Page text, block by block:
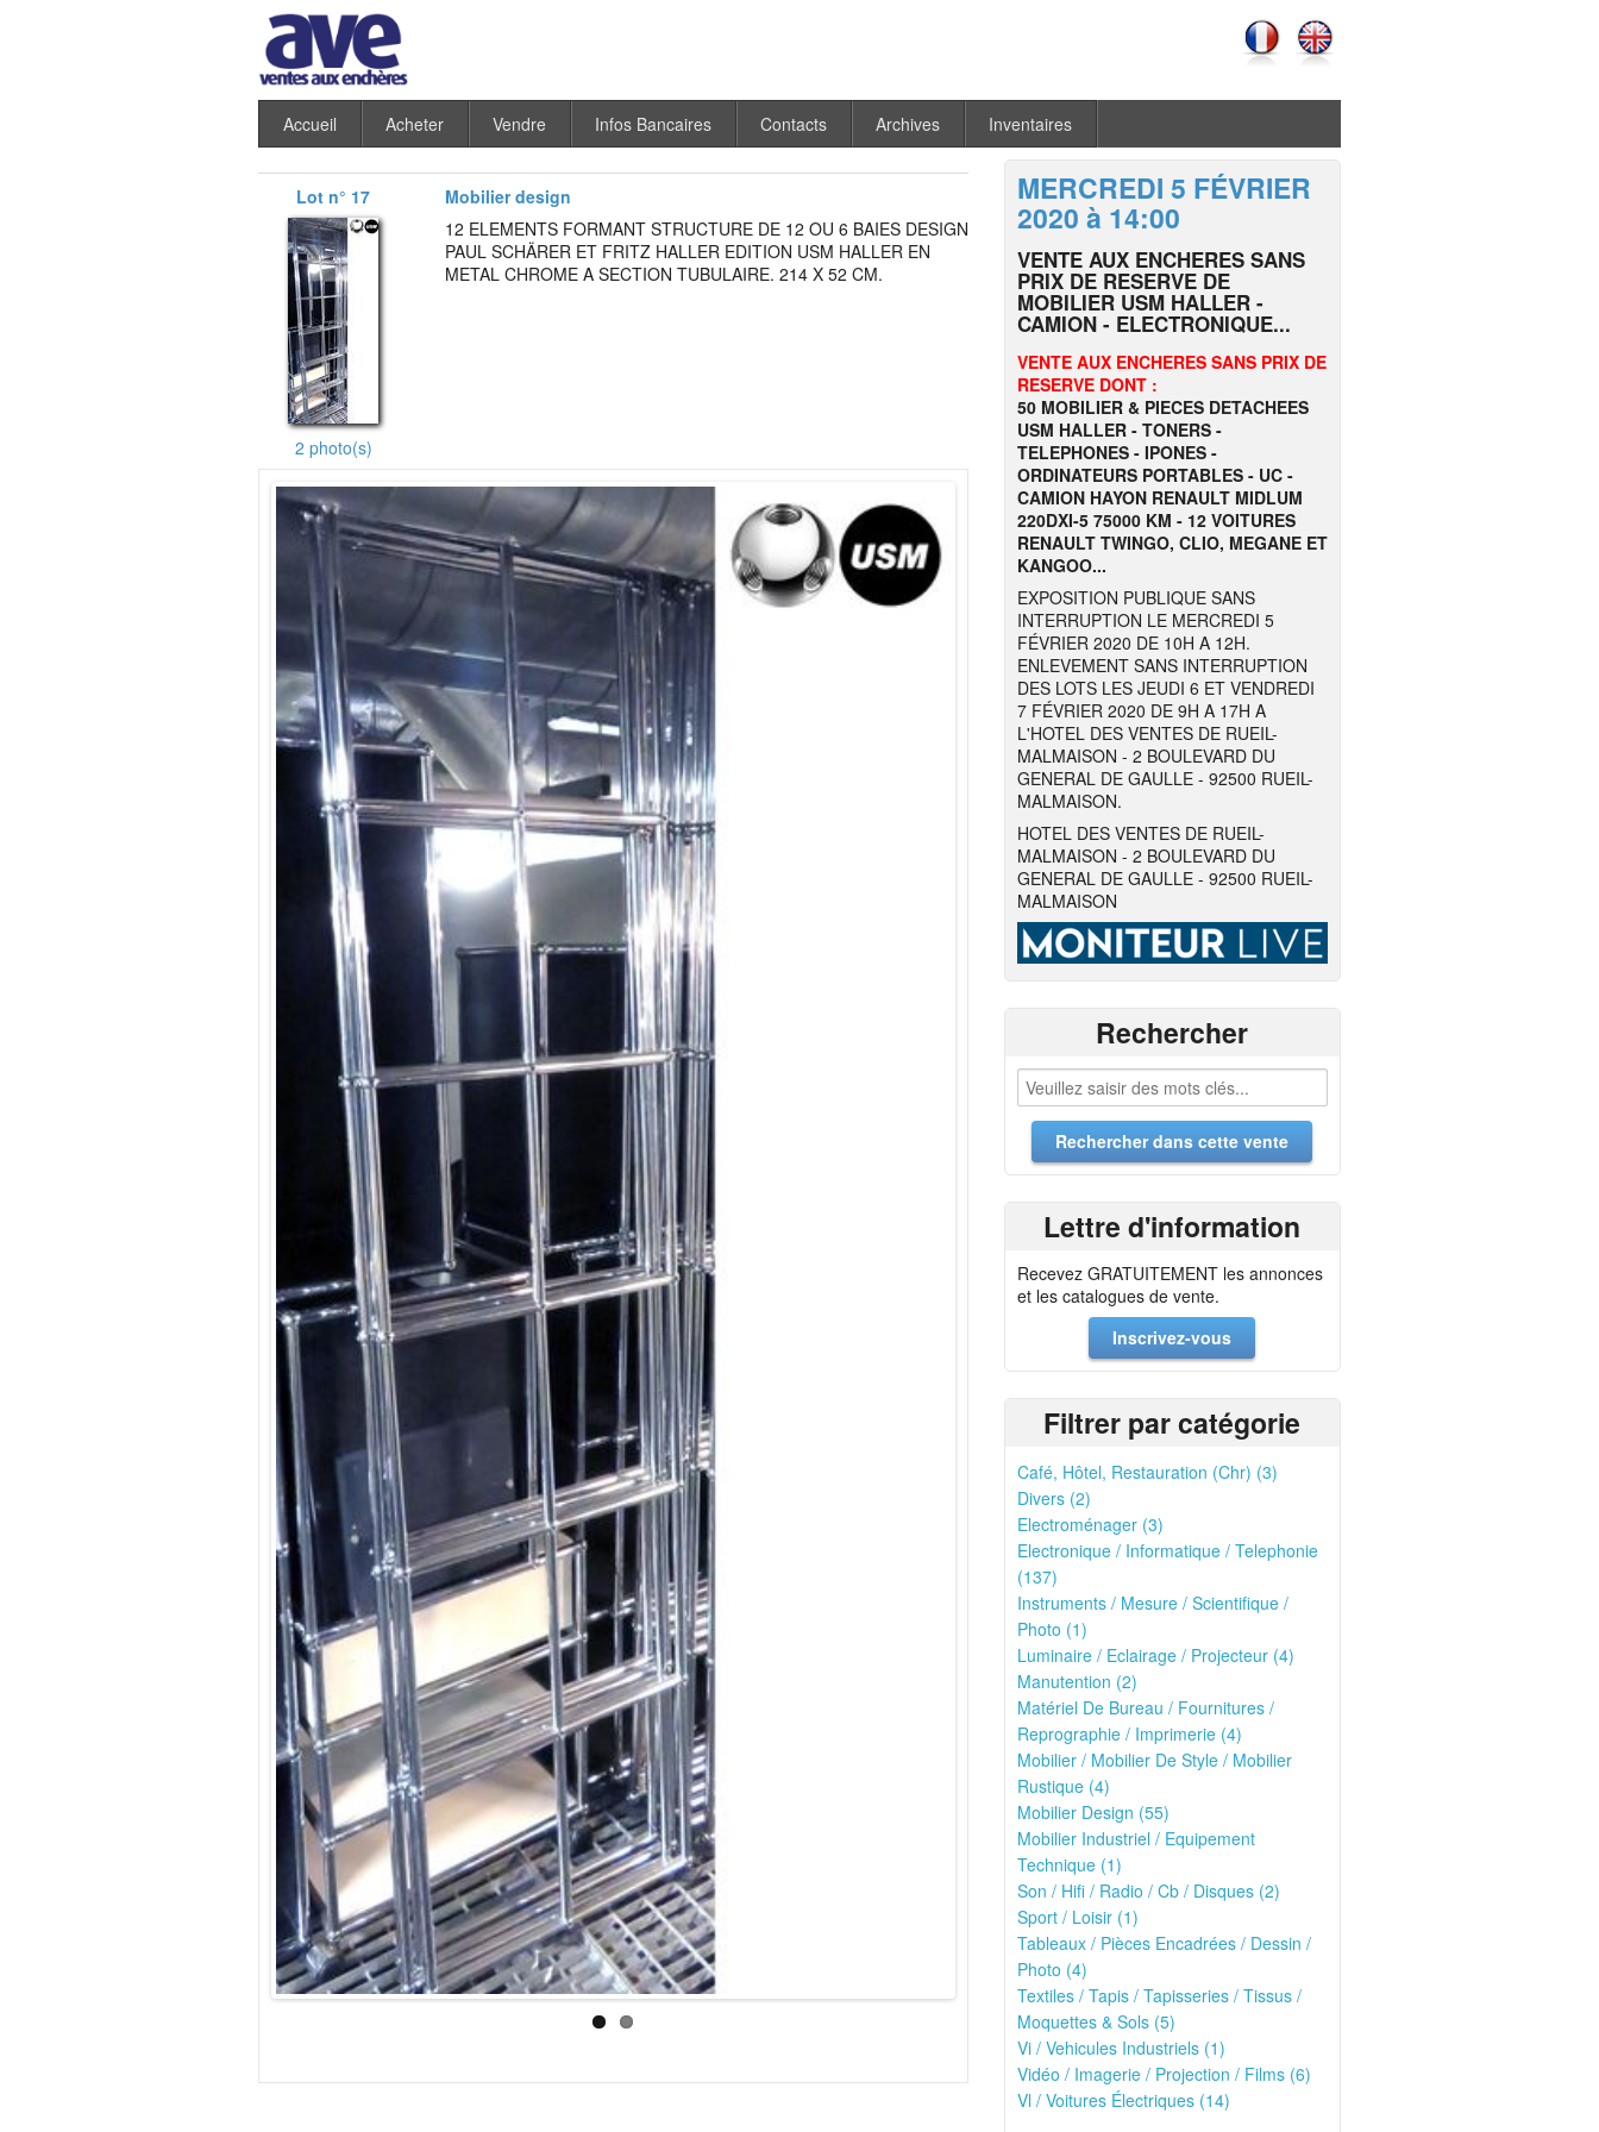
Accueil Acheter Vendre Infos Bancaires Contacts Archives Inventaires
Lot n° 17 Mobilier design
2 photo(s)
12 ELEMENTS FORMANT STRUCTURE DE 12 OU 6 BAIES DESIGN
PAUL SCHÄRER ET FRITZ HALLER EDITION USM HALLER EN
METAL CHROME A SECTION TUBULAIRE. 214 X 52 CM.
MERCREDI 5 FÉVRIER
2020 à 14:00
VENTE AUX ENCHERES SANS
PRIX DE RESERVE DE
MOBILIER USM HALLER -
CAMION - ELECTRONIQUE...
VENTE AUX ENCHERES SANS PRIX DE
RESERVE DONT :
50 MOBILIER & PIECES DETACHEES
USM HALLER - TONERS -
TELEPHONES - IPONES -
ORDINATEURS PORTABLES - UC -
CAMION HAYON RENAULT MIDLUM
220DXI-5 75000 KM - 12 VOITURES
RENAULT TWINGO, CLIO, MEGANE ET
KANGOO...
EXPOSITION PUBLIQUE SANS
INTERRUPTION LE MERCREDI 5
FÉVRIER 2020 DE 10H A 12H.
ENLEVEMENT SANS INTERRUPTION
DES LOTS LES JEUDI 6 ET VENDREDI
7 FÉVRIER 2020 DE 9H A 17H A
L'HOTEL DES VENTES DE RUEIL-
MALMAISON - 2 BOULEVARD DU
GENERAL DE GAULLE - 92500 RUEIL-
MALMAISON.
HOTEL DES VENTES DE RUEIL-
MALMAISON - 2 BOULEVARD DU
GENERAL DE GAULLE - 92500 RUEIL-
MALMAISON
Rechercher
Lettre d'information
Recevez GRATUITEMENT les annonces
et les catalogues de vente.
Inscrivez-vous
Filtrer par catégorie
Café, Hôtel, Restauration (Chr) (3)
Divers (2)
Electroménager (3)
Electronique / Informatique / Telephonie
(137)
Instruments / Mesure / Scientifique /
Photo (1)
Luminaire / Eclairage / Projecteur (4)
Manutention (2)
Matériel De Bureau / Fournitures /
Reprographie / Imprimerie (4)
Mobilier / Mobilier De Style / Mobilier
Rustique (4)
Mobilier Design (55)
Mobilier Industriel / Equipement
Technique (1)
Son / Hifi / Radio / Cb / Disques (2)
Sport / Loisir (1)
Tableaux / Pièces Encadrées / Dessin /
Photo (4)
Textiles / Tapis / Tapisseries / Tissus /
Moquettes & Sols (5)
Vi / Vehicules Industriels (1)
Vidéo / Imagerie / Projection / Films (6)
Vl / Voitures Électriques (14)